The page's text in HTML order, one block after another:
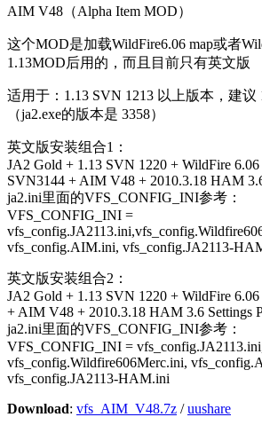
AIM V48（Alpha Item MOD）
这个MOD是加载WildFire6.06 map或者
1.13MOD后用的，而且目前只有英文版
适用于：1.13 SVN 1213 以上版本，建议
（ja2.exe的版本是 3358）
英文版安装组合1：
JA2 Gold + 1.13 SVN 1220 + WildFire
SVN3144 + AIM V48 + 2010.3.18 HAM
ja2.ini里面的VFS_CONFIG_INI参考：
VFS_CONFIG_INI =
vfs_config.AIM.ini, vfs_config.JA2113-
英文版安装组合2：
JA2 Gold + 1.13 SVN 1220 + WildFire
+ AIM V48 + 2010.3.18 HAM 3.6 Settings
ja2.ini里面的VFS_CONFIG_INI参考：
VFS_CONFIG_INI =
vfs_config.Wildfire606Merc.ini,
vfs_config.JA2113-HAM.ini
Download: vfs_AIM_V48.7z /uushare